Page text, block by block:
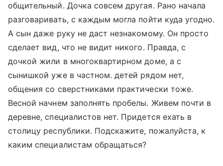
общительный. Дочка совсем другая. Рано начала
разговаривать, с каждым могла пойти куда угодно.
А сын даже руку не даст незнакомому. Он просто
сделает вид, что не видит никого. Правда, с
дочкой жили в многоквартирном доме, а с
сынишкой уже в частном. детей рядом нет,
общения со сверстниками практически тоже.
Весной начнем заполнять пробелы. Живем почти в
деревне, специалистов нет. Придется ехать в
столицу республики. Подскажите, пожалуйста, к
каким специалистам обращаться?